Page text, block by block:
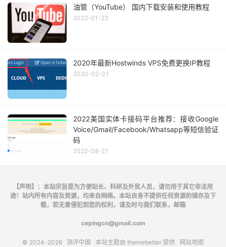
油管（YouTube） 国内下载安装和使用教程
2022-01-23
2020年最新Hostwinds VPS免费更换IP教程
2020-02-01
2022美国实体卡接码平台推荐：接收Google
Voice/Gmail/Facebook/Whatsapp等短信验证
码
2022-08-27
【声明】：本站宗旨是为方便站长、科研及外贸人员，请勿用于其它非法用
途！站内所有内容及资源，均来自网络。本站自身不提供任何资源的储存及下
载，若无意侵犯到您的权利，请及时与我们联系，邮箱
cepingcn@gmail.com
© 2024-2026 测评中国 本站主题由 themebetter 提供 网站地图